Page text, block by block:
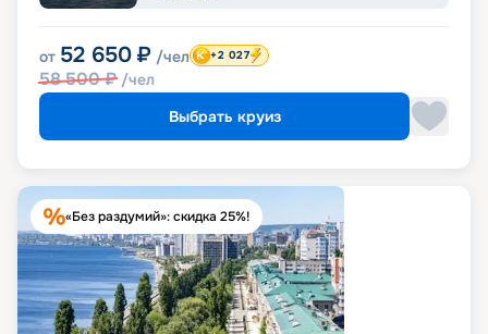
от 52 650 ₽ /чел
58 500₽ /чел
+2 027
Выбрать круиз
«Без раздумий»: скидка 25%!